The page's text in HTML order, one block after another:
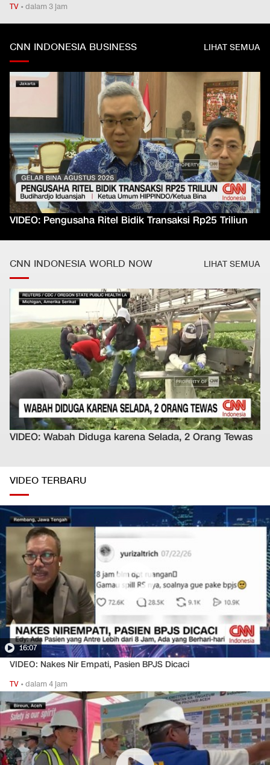
TV •dalam 3 jam
CNN INDONESIA BUSINESS LIHAT SEMUA
VIDEO: Pengusaha Ritel Bidik Transaksi Rp25 Triliun
CNN INDONESIA WORLD NOW LIHAT SEMUA
VIDEO: Wabah Diduga karena Selada, 2 Orang Tewas
VIDEO TERBARU
16:07
VIDEO: Nakes Nir Empati, Pasien BPJS Dicaci
TV •dalam 4 jam